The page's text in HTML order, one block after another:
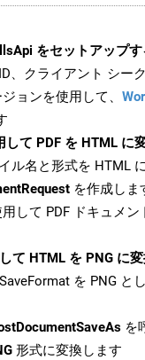
をセットアップす
、クライアント シー
ョンを使用して、
して PDF を HTML に
ル名と形式を HTML
を作成しま
して PDF ドキュメ
て HTML を PNG に
を PNG と
を
形式に変換します